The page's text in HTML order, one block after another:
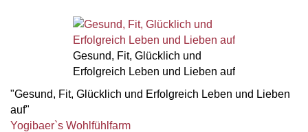
Gesund, Fit, Glücklich und
Erfolgreich Leben und Lieben auf
"Gesund, Fit, Glücklich und Erfolgreich Leben und Lieben
auf"
Yogibaer`s Wohlfühlfarm